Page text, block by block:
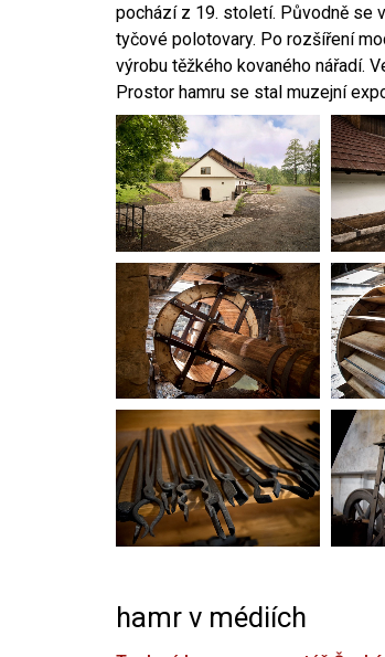
pochází z 19. století. Původně se
tyčové polotovary. Po rozšíření
výrobu těžkého kovaného nářadí.
Prostor hamru se stal muzejní
hamr v médiích